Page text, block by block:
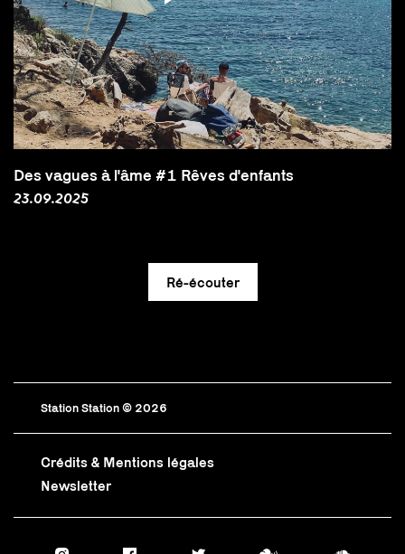
Des vagues à l'âme #1 Rêves d'enfants
23.09.2025
Station Station © 2026
Crédits & Mentions légales
Newsletter